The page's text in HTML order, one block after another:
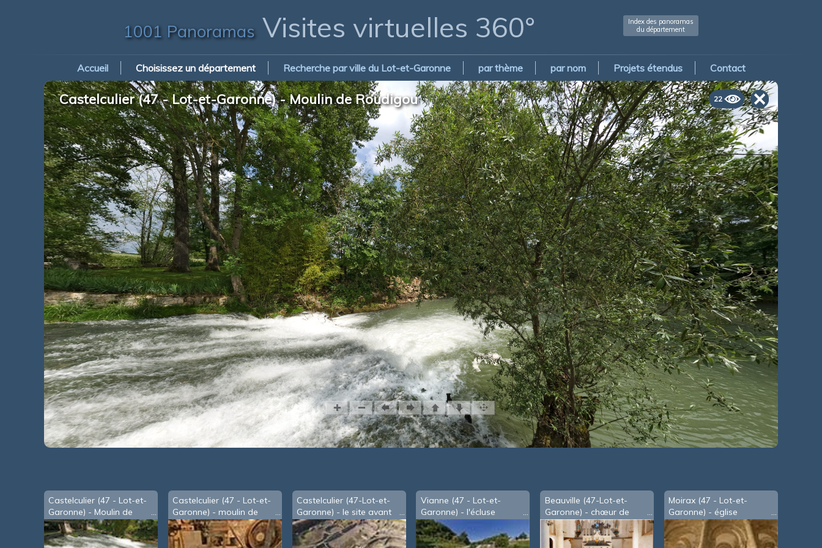
1001 PanoramasVisites virtuelles 360°
Index des panoramas
du département
Accueil Choisissez un département Recherche par ville du Lot-et-Garonne par thème par nom Projets étendus Contact
22
Castelculier (47 - Lot-et-Garonne) - Moulin de Roudigou
Castelculier (47 - Lot-et-
Garonne) - Moulin de
Roudigou
Castelculier (47 - Lot-et-
Garonne) - moulin de
Roudigou : meules
Castelculier (47-Lot-et-
Garonne) - le site avant
aménagement
Vianne (47 - Lot-et-
Garonne) - l'écluse
Beauville (47-Lot-et-
Garonne) - chœur de
l'église St Caprais à
Marcoux
Moirax (47 - Lot-et-
Garonne) - église
abbatiale